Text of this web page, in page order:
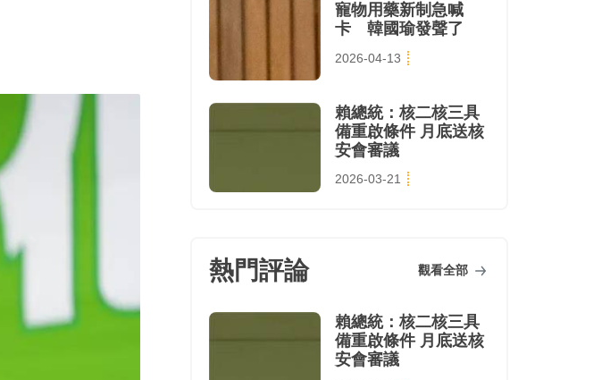
寵物用藥新制急喊
卡 韓國瑜發聲了
2026-04-13
賴總統：核二核三具
備重啟條件 月底送核
安會審議
2026-03-21
熱門評論 觀看全部
賴總統：核二核三具
備重啟條件 月底送核
安會審議